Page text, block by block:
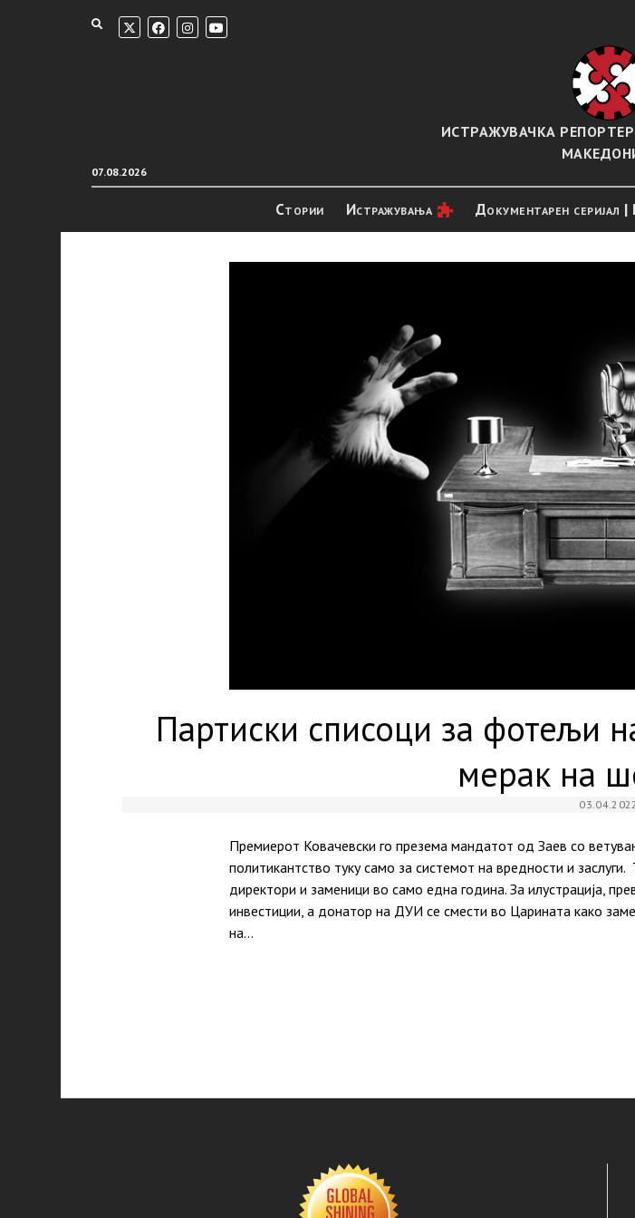
07.08.2026
ИСТРАЖУВАЧКА
Стории Истражувањa Документарен серијал |
Партиски списоци за фотељи
мерак на
03.04.2022
Премиерот Ковачевски го презема мандатот од Заев со
политикантство туку само за системот на вредности и
директори и заменици во само една година. За илустрација,
инвестиции, а донатор на ДУИ се смести во Царината како
на…